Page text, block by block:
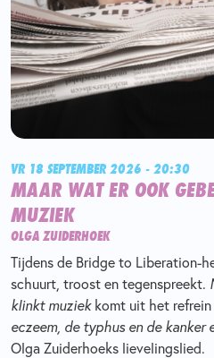
VR 18 SEPTEMBER 2026 - 20:30
MAAR WAT ER OOK
MUZIEK
OLGA ZUIDERHOEK
Tijdens de Bridge to Liberation-
schuurt, troost en tegenspreekt.
klinkt muziekkomt uit het refrein
eczeem, de typhus en de kanker
Olga Zuiderhoeks lievelingslied.